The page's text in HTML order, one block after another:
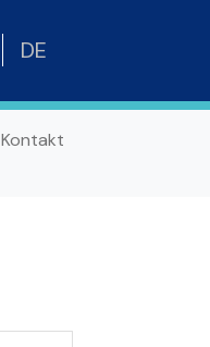
DE
Kontakt